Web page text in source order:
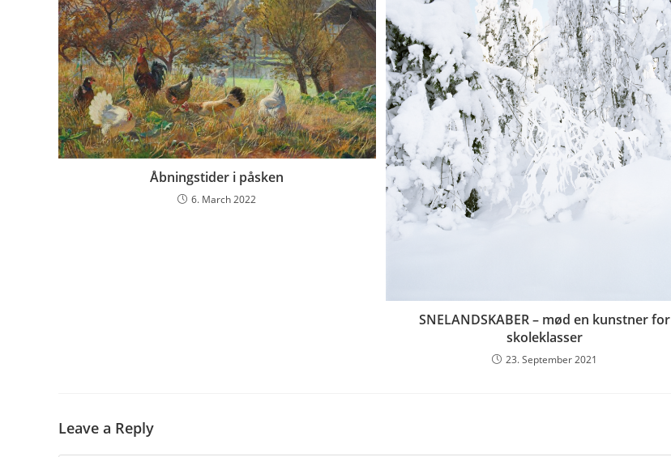
Åbningstider i påsken
6. March 2022
SNELANDSKABER – mød en kunstner for
skoleklasser
23. September 2021
Leave a Reply